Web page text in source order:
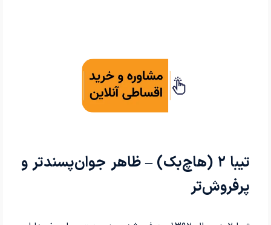
تیبا ۲ (هاچ‌بک) – ظاهر جوان‌پسندتر و
پرفروش‌تر